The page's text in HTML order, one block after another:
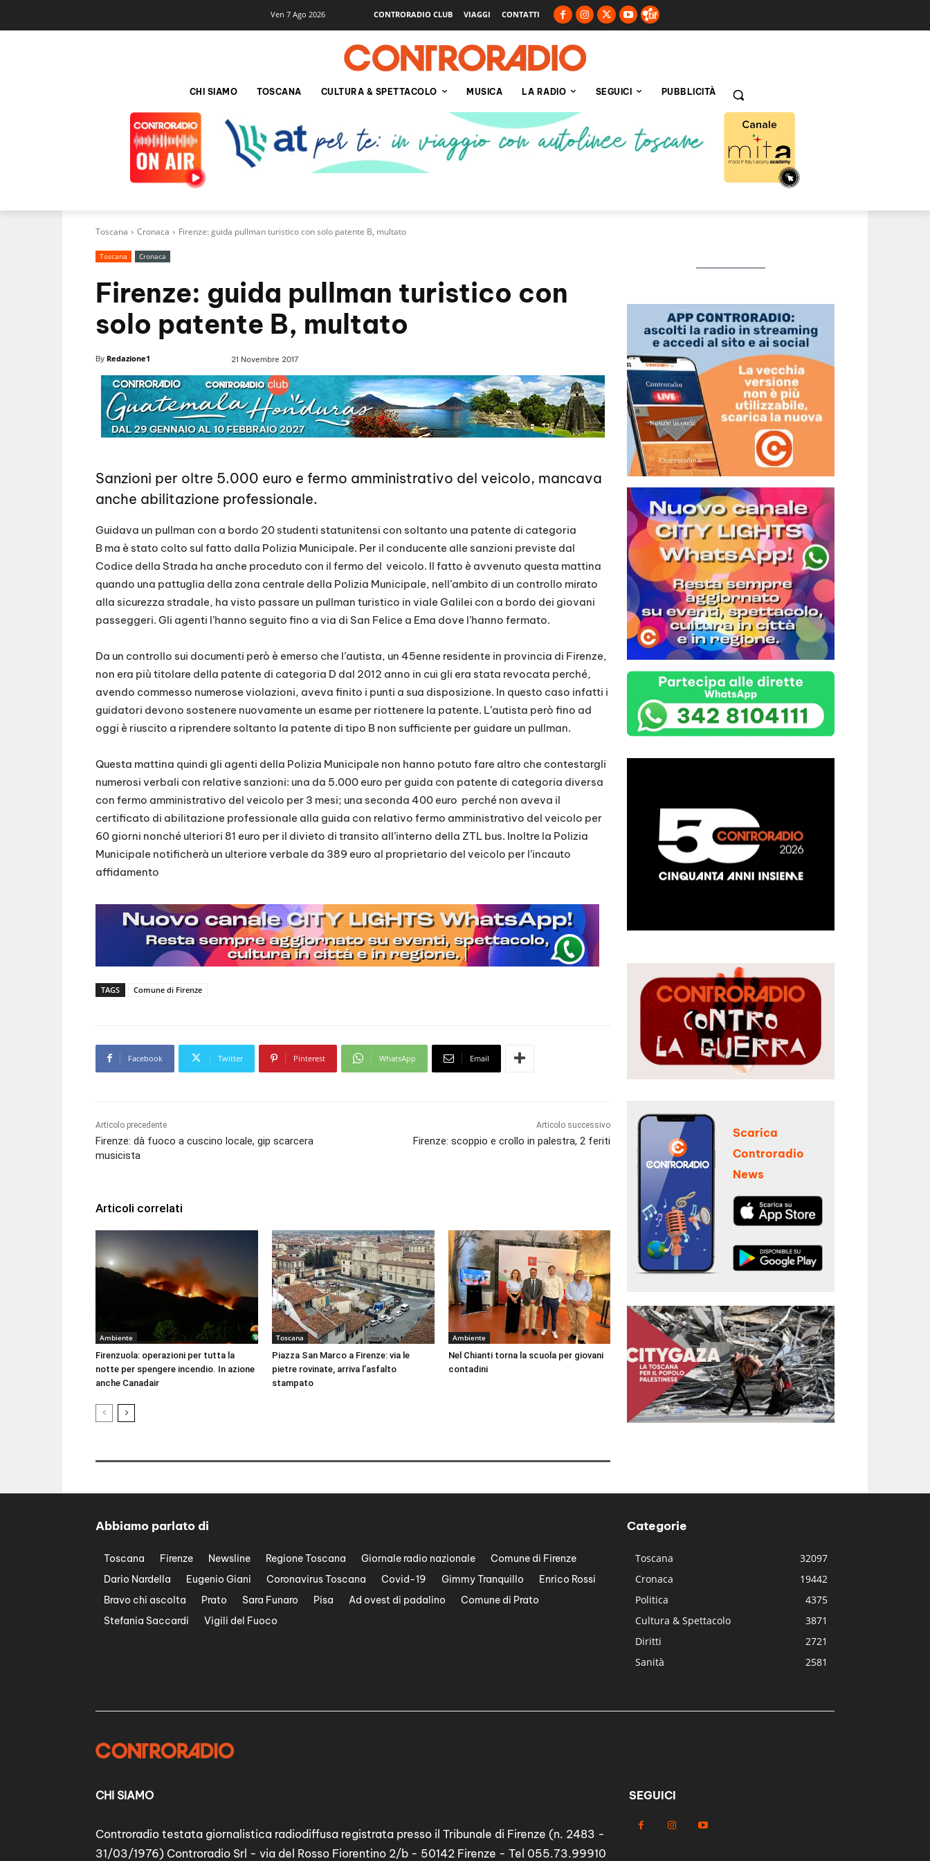
Ven 7 Ago 2026 CONTRORADIO CLUB VIAGGI CONTATTI
CHI SIAMO TOSCANA CULTURA & SPETTACOLO MUSICA LA RADIO SEGUICI PUBBLICITÀ
Toscana Cronaca Firenze: guida pullman turistico con solo patente B, multato
Toscana Cronaca
Firenze: guida pullman turistico con
solo patente B, multato
By Redazione1 21 Novembre 2017
Sanzioni per oltre 5.000 euro e fermo amministrativo del veicolo, mancava
anche abilitazione professionale.
Guidava un pullman con a bordo 20 studenti statunitensi con soltanto una patente di categoria
B ma è stato colto sul fatto dalla Polizia Municipale. Per il conducente alle sanzioni previste dal
Codice della Strada ha anche proceduto con il fermo del veicolo. Il fatto è avvenuto questa mattina
quando una pattuglia della zona centrale della Polizia Municipale, nell’ambito di un controllo mirato
alla sicurezza stradale, ha visto passare un pullman turistico in viale Galilei con a bordo dei giovani
passeggeri. Gli agenti l’hanno seguito fino a via di San Felice a Ema dove l’hanno fermato.
Da un controllo sui documenti però è emerso che l’autista, un 45enne residente in provincia di Firenze,
non era più titolare della patente di categoria D dal 2012 anno in cui gli era stata revocata perché,
avendo commesso numerose violazioni, aveva finito i punti a sua disposizione. In questo caso infatti i
guidatori devono sostenere nuovamente un esame per riottenere la patente. L’autista però fino ad
oggi è riuscito a riprendere soltanto la patente di tipo B non sufficiente per guidare un pullman.
Questa mattina quindi gli agenti della Polizia Municipale non hanno potuto fare altro che contestargli
numerosi verbali con relative sanzioni: una da 5.000 euro per guida con patente di categoria diversa
con fermo amministrativo del veicolo per 3 mesi; una seconda 400 euro perché non aveva il
certificato di abilitazione professionale alla guida con relativo fermo amministrativo del veicolo per
60 giorni nonché ulteriori 81 euro per il divieto di transito all’interno della ZTL bus. Inoltre la Polizia
Municipale notificherà un ulteriore verbale da 389 euro al proprietario del veicolo per l’incauto
affidamento
TAGS Comune di Firenze
Facebook Twitter Pinterest WhatsApp Email
Articolo precedente
Firenze: dà fuoco a cuscino locale, gip scarcera
musicista
Articolo successivo
Firenze: scoppio e crollo in palestra, 2 feriti
Articoli correlati
Ambiente
Firenzuola: operazioni per tutta la
notte per spengere incendio. In azione
anche Canadair
Toscana
Piazza San Marco a Firenze: via le
pietre rovinate, arriva l’asfalto
stampato
Ambiente
Nel Chianti torna la scuola per giovani
contadini
Scarica
Controradio
News
Abbiamo parlato di
Toscana Firenze Newsline Regione Toscana Giornale radio nazionale
Comune di Firenze
Dario Nardella
Eugenio Giani Coronavirus Toscana Covid-19 Gimmy Tranquillo
Enrico Rossi
Bravo chi ascolta
Prato Sara Funaro Pisa Ad ovest di padalino
Comune di Prato
Stefania Saccardi
Vigili del Fuoco
Categorie
Toscana
32097
Cronaca
19442
Politica
4375
Cultura & Spettacolo
3871
Diritti
2721
Sanità
2581
CHI SIAMO
Controradio testata giornalistica radiodiffusa registrata presso il Tribunale di Firenze (n. 2483 -
31/03/1976) Controradio Srl - via del Rosso Fiorentino 2/b - 50142 Firenze - Tel 055.73.99910
SEGUICI